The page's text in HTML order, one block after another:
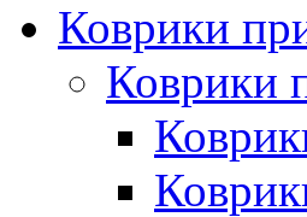
Коврики
Коврики